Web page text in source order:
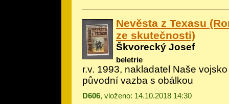
Nevěsta z Texasu
ze skutečnosti)
Škvorecký Josef
beletrie
r.v. 1993, nakladatel Naše vojsko
původní vazba s obálkou
D606, vloženo: 14.10.2018 14:30